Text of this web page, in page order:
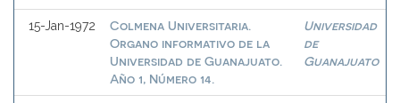
15-Jan-1972
Colmena Universitaria.
Organo informativo de la
Universidad de Guanajuato.
Año 1, Número 14.
Universidad
de
Guanajuato